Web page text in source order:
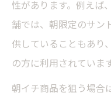
性があります。例えば
舗では、朝限定のサン
供していることもあり
の方に利用されています
朝イチ商品を狙う場合